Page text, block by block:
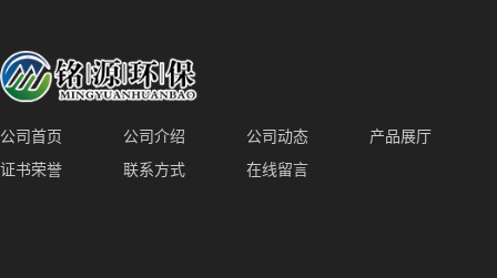
公司首页 公司介绍 公司动态
产品展厅
证书荣誉
联系方式 在线留言